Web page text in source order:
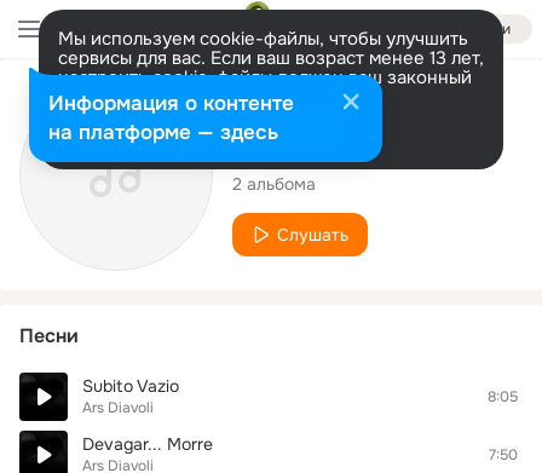
Войти
Мы используем cookie-файлы, чтобы улучшить
сервисы для вас. Если ваш возраст менее 13 лет,
настроить cookie-файлы должен ваш законный
представитель. Больше информации
Разрешить все Настроить
Исполнитель
Ars Diavoli
2 альбома
Слушать
Песни
Subito Vazio
Ars Diavoli
8:05
Devagar... Morre
Ars Diavoli
7:50
Информация о контенте
на платформе — здесь